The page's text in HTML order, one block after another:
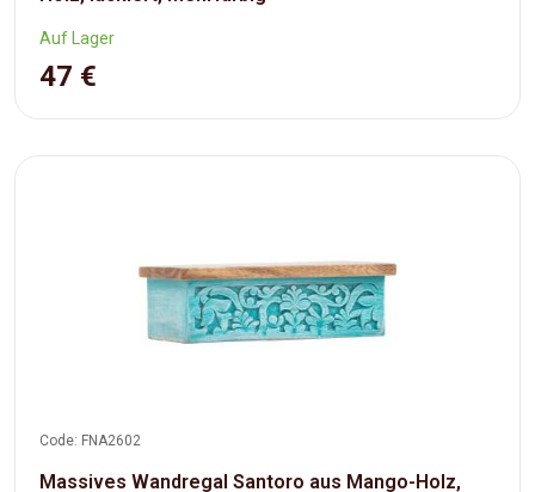
Auf Lager
47 €
Code: FNA2602
Massives Wandregal Santoro aus Mango-Holz,